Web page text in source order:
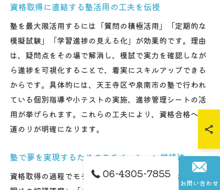
資格取得に直結する塾活用の工夫を伝授
塾を最大限活用するには「質問の積極活用」「定期的な
模擬試験」「学習進捗の見える化」が効果的です。理由
は、疑問点をその場で解消し、模試で実力を確認しなが
ら進捗を可視化することで、着実にスキルアップできる
からです。具体的には、天王寺区や泉南市の塾で行われ
ている個別指導や小テストの実施、進捗管理シートの活
用が挙げられます。これらの工夫により、資格合格への
道のりが明確になります。
塾で夢を実現するためのモチベーション維持法
資格取得の過程でモチベーションを維持するには、「仲
06-4305-7855
お問い合わせ